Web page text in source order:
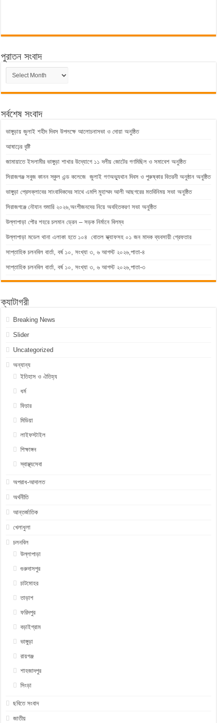
পুরাতন সংবাদ
পুরাতন
সংবাদ
সর্বশেষ সংবাদ
ভাঙ্গুড়ায় জুলাই শহীদ দিবস উপলক্ষে আলোচনাসভা ও দোয়া অনুষ্ঠিত
আষাঢ়ের বৃষ্টি
জামায়াতে ইসলামীর ভাঙ্গুড়া শাখার উদ্যোগে ১১ দলীয় জোটের গণমিছিল ও সমাবেশ অনুষ্ঠিত
সিরাজগঞ্জ সবুজ কানন স্কুল এন্ড কলেজে জুলাই গণঅভ্যুথান দিবস ও পুরুষ্কার বিতরনী অনুষ্ঠান অনুষ্ঠিত
ভাঙ্গুড়া প্রেসক্লাবের সাংবাদিকদের সাথে এমপি মুহাম্মদ আলী আছগরের মতবিনিময় সভা অনুষ্ঠিত
সিরাজগঞ্জে নৌযান শুমারি ২০২৬,অংশীজনদের নিয়ে অবহিতকরণ সভা অনুষ্ঠিত
উল্লাপাড়া পৌর শহরে চলমান ড্রেন – সড়ক নির্মানে বিলম্ব
উল্লাপাড়া মডেল থানা এলাকা হতে ১০৪ বোতল স্ক্যাফসহ ০১ জন মাদক ব্যবসায়ী গ্রেফতার
সাপ্তাহিক চলনবিল বার্তা, বর্ষ ১০, সংখ্যা ৩, ৬ আগস্ট ২০২৬,পাতা-৪
সাপ্তাহিক চলনবিল বার্তা, বর্ষ ১০, সংখ্যা ৩, ৬ আগস্ট ২০২৬,পাতা-৩
ক্যাটাগরী
Breaking News
Slider
Uncategorized
অন্যান্য
ইতিহাস ও ঐতিহ্য
ধর্ম
ফিচার
মিডিয়া
লাইফস্টাইল
শিক্ষাঙ্গন
স্বাস্থ্যসেবা
অপরাধ-আদালত
অর্থনীতি
আন্তর্জাতিক
খেলাধুলা
চলনবিল
উল্লাপাড়া
গুরুদাসপুর
চাটমোহর
তাড়াশ
ফরিদপুর
বড়াইগ্রাম
ভাঙ্গুড়া
রায়গঞ্জ
শাহজাদপুর
সিংড়া
ছবিতে সংবাদ
জাতীয়